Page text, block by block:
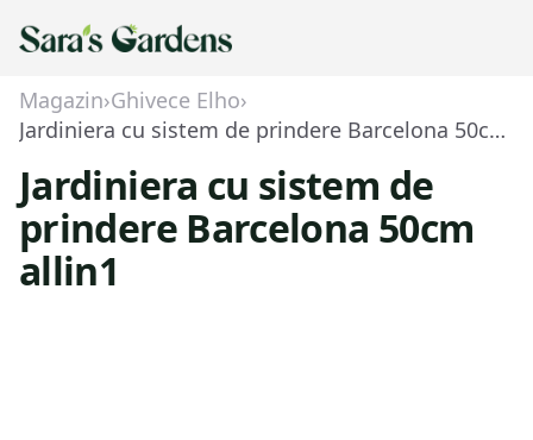
Magazin›Ghivece Elho›
Jardiniera cu sistem de prindere Barcelona 50cm allin1
Jardiniera cu sistem de
prindere Barcelona 50cm
allin1